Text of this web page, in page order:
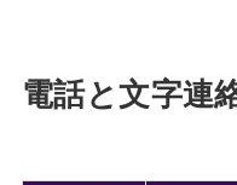
電話と文字連